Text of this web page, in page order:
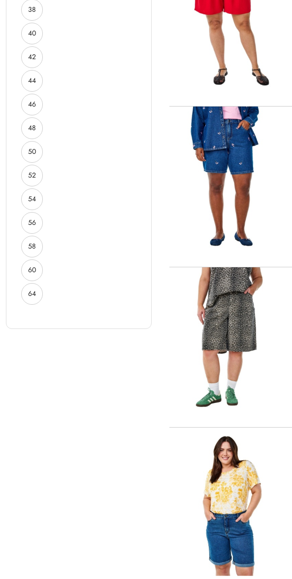
ROZMIAR:
38
ROZMIAR:
40
ROZMIAR:
42
ROZMIAR:
44
ROZMIAR:
46
ROZMIAR:
48
ROZMIAR:
50
ROZMIAR:
52
ROZMIAR:
54
ROZMIAR:
56
ROZMIAR:
58
ROZMIAR:
60
ROZMIAR:
64